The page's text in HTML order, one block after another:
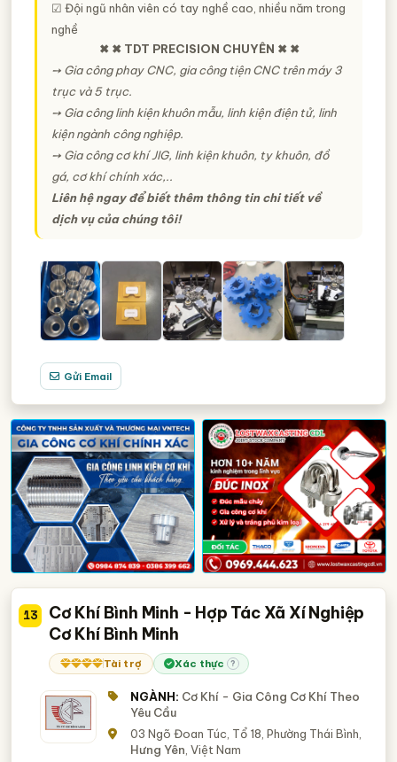
☑ Đội ngũ nhân viên có tay nghề cao, nhiều năm trong
nghề
✖ ✖ TDT PRECISION CHUYÊN ✖ ✖
➙ Gia công phay CNC, gia công tiện CNC trên máy 3
trục và 5 trục.
➙ Gia công linh kiện khuôn mẫu, linh kiện điện tử, linh
kiện ngành công nghiệp.
➙ Gia công cơ khí JIG, linh kiện khuôn, ty khuôn, đồ
gá, cơ khí chính xác,..
Liên hệ ngay để biết thêm thông tin chi tiết về
dịch vụ của chúng tôi!
Gửi Email
13
Cơ Khí Bình Minh - Hợp Tác Xã Xí Nghiệp
Cơ Khí Bình Minh
Tài trợ Xác thực ?
NGÀNH: Cơ Khí - Gia Công Cơ Khí Theo
Yêu Cầu
03 Ngõ Đoan Túc, Tổ 18, Phường Thái Bình,
Hưng Yên , Việt Nam